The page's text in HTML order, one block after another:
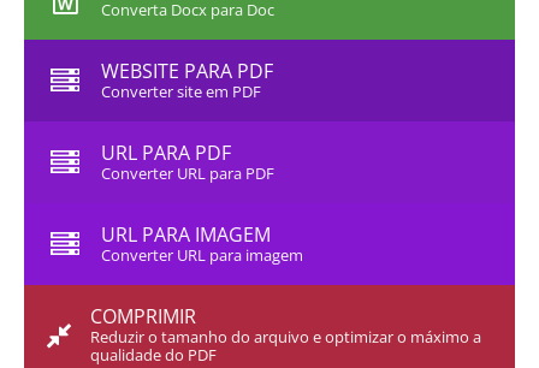
Converta Docx para Doc
WEBSITE PARA PDF
Converter site em PDF
URL PARA PDF
Converter URL para PDF
URL PARA IMAGEM
Converter URL para imagem
COMPRIMIR
Reduzir o tamanho do arquivo e optimizar o máximo a
qualidade do PDF